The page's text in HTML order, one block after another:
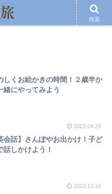
しくお絵かきの時間！２歳半か
緒にやってみよう
2023.04.29
会話】さんぽやお出かけ！子ど
話しかけよう！
2022.12.10
検索